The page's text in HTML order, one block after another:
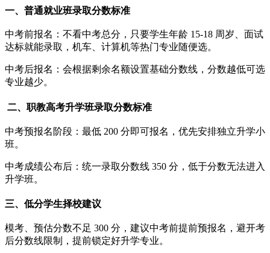
一、普通就业班录取分数标准
中考前报名：不看中考总分，只要学生年龄 15-18 周岁、面试
达标就能录取，机车、计算机等热门专业随便选。
中考后报名：会根据剩余名额设置基础分数线，分数越低可选
专业越少。
二、职教高考升学班录取分数标准
中考预报名阶段：最低 200 分即可报名，优先安排独立升学小
班。
中考成绩公布后：统一录取分数线 350 分，低于分数无法进入
升学班。
三、低分学生择校建议
模考、预估分数不足 300 分，建议中考前提前预报名，避开考
后分数线限制，提前锁定好升学专业。